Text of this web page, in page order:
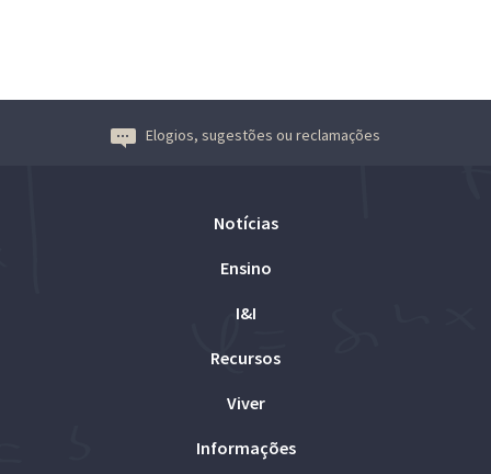
Elogios, sugestões ou reclamações
Notícias
Ensino
I&I
Recursos
Viver
Informações